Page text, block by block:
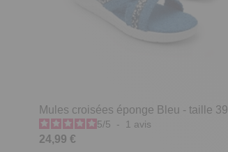
Mules croisées éponge Bleu - taille 39
5/5 - 1 avis
24,99 €